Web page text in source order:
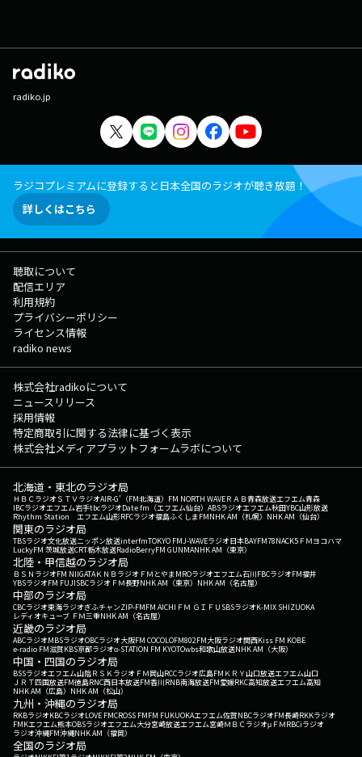
radiko.jp
ラジコプレミアムに登録すると日本全国のラジオが聴き放題！
詳しくはこちら
聴取について
配信エリア
利用規約
プライバシーポリシー
ライセンス情報
radiko news
株式会社radikoについて
ニュースリリース
採用情報
特定商取引に関する法律に基づく表示
株式会社メディアプラットフォームラボについて
北海道・東北のラジオ局
ＨＢＣラジオＳＴＶラジオAIR-G'（FM北海道） FM NORTH WAVEＲＡＢ青森放送エフエム青森
IBCラジオエフエム岩手tbcラジオDate fm（エフエム仙台） ABSラジオエフエム秋田YBC山形放送
Rhythm Station エフエム山形RFCラジオ福島ふくしまFMNHK AM（札幌） NHK AM（仙台）
関東のラジオ局
TBSラジオ文化放送ニッポン放送interfmTOKYO FMJ-WAVEラジオ日本BAYFM78NACK5 ＦＭヨコハマ
LuckyFM 茨城放送CRT栃木放送RadioBerryFM GUNMANHK AM（東京）
北陸・甲信越のラジオ局
ＢＳＮラジオFM NIIGATAＫＮＢラジオ ＦＭとやまMROラジオエフエム石川FBCラジオFM福井
YBSラジオFM FUJISBCラジオ ＦＭ長野NHK AM（東京） NHK AM（名古屋）
中部のラジオ局
CBCラジオ東海ラジオぎふチャンZIP-FMFM AICHI ＦＭ ＧＩＦＵ SBSラジオK-MIX SHIZUOKA
レディオキューブ ＦＭ三重NHK AM（名古屋）
近畿のラジオ局
ABCラジオMBSラジオOBCラジオ大阪FM COCOLOFM802FM大阪ラジオ関西Kiss FM KOBE
e-radio FM滋賀KBS京都ラジオα-STATION FM KYOTOwbs和歌山放送NHK AM（大阪）
中国・四国のラジオ局
BSSラジオエフエム山陰ＲＳＫラジオ ＦＭ岡山RCCラジオ広島FM ＫＲＹ山口放送エフエム山口
ＪＲＴ四国放送FM徳島RNC西日本放送FM香川RNB南海放送FM愛媛RKC高知放送エフエム高知
NHK AM（広島） NHK AM（松山）
九州・沖縄のラジオ局
RKBラジオKBCラジオLOVE FMCROSS FMFM FUKUOKAエフエム佐賀NBCラジオFM長崎RKKラジオ
FMKエフエム熊本OBSラジオエフエム大分宮崎放送エフエム宮崎ＭＢＣラジオμＦＭRBCiラジオ
ラジオ沖縄FM沖縄NHK AM（福岡）
全国のラジオ局